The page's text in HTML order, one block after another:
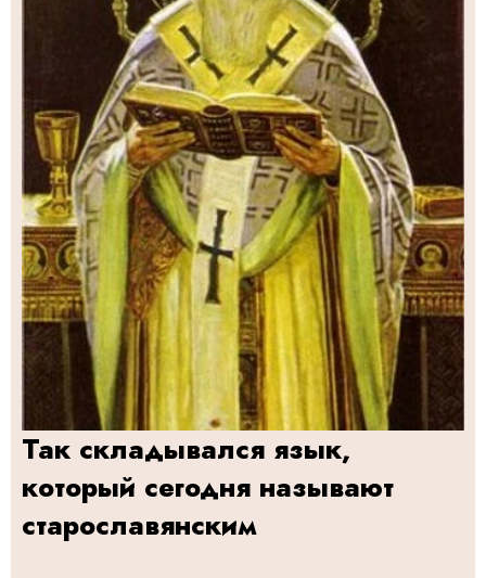
Так складывался язык,
который сегодня называют
старославянским